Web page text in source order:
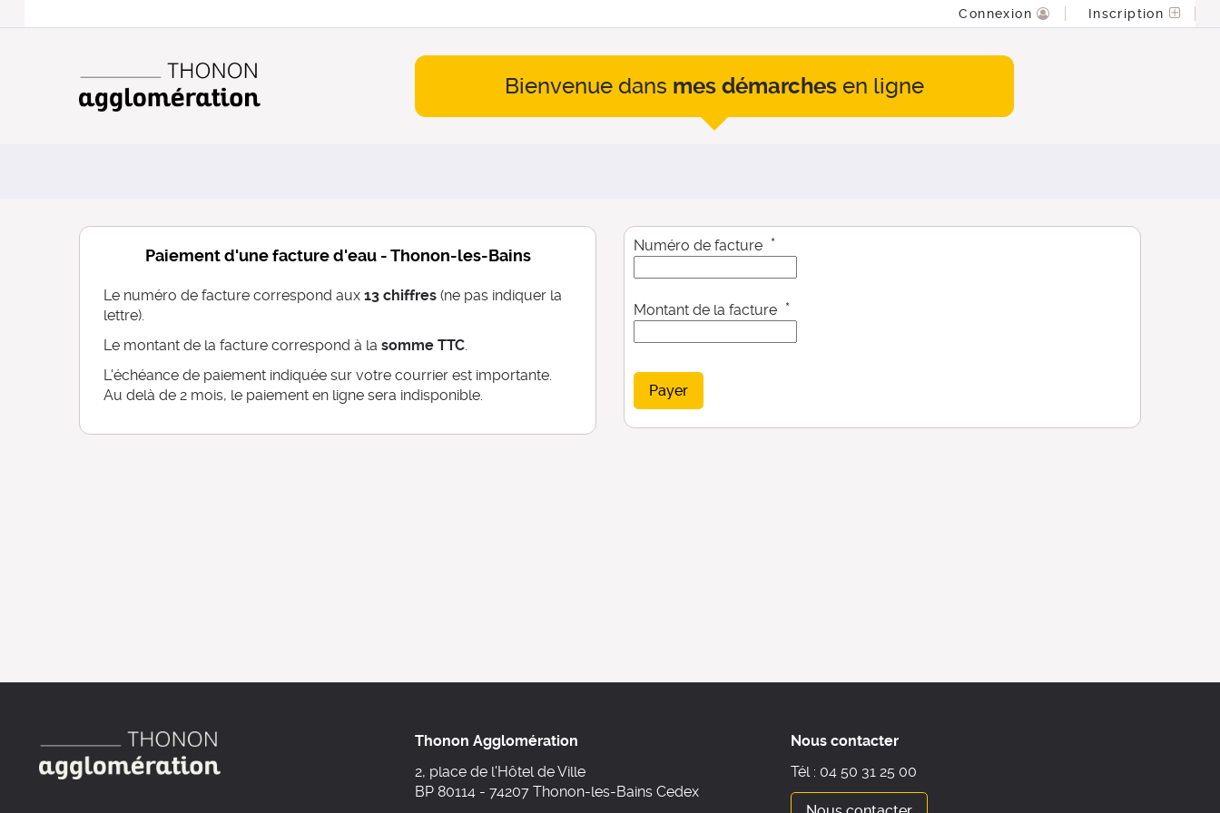
Connexion Inscription
Bienvenue dans mes démarches en ligne
Paiement d'une facture d'eau - Thonon-les-Bains
Le numéro de facture correspond aux 13 chiffres (ne pas indiquer la
lettre).
Le montant de la facture correspond à la somme TTC
L'échéance de paiement indiquée sur votre courrier est importante.
Au delà de 2 mois, le paiement en ligne sera indisponible.
Numéro de facture *
Montant de la facture *
Payer
Thonon Agglomération
2, place de l'Hôtel de Ville
BP 80114 - 74207 Thonon-les-Bains Cedex
Nous contacter
Tél : 04 50 31 25 00